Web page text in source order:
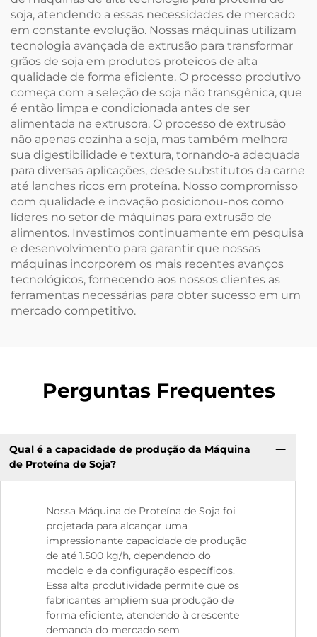
soja, atendendo a essas necessidades de mercado
em constante evolução. Nossas máquinas utilizam
tecnologia avançada de extrusão para transformar
grãos de soja em produtos proteicos de alta
qualidade de forma eficiente. O processo produtivo
começa com a seleção de soja não transgênica, que
é então limpa e condicionada antes de ser
alimentada na extrusora. O processo de extrusão
não apenas cozinha a soja, mas também melhora
sua digestibilidade e textura, tornando-a adequada
para diversas aplicações, desde substitutos da carne
até lanches ricos em proteína. Nosso compromisso
com qualidade e inovação posicionou-nos como
líderes no setor de máquinas para extrusão de
alimentos. Investimos continuamente em pesquisa
e desenvolvimento para garantir que nossas
máquinas incorporem os mais recentes avanços
tecnológicos, fornecendo aos nossos clientes as
ferramentas necessárias para obter sucesso em um
mercado competitivo.
Perguntas Frequentes
Qual é a capacidade de produção da Máquina
de Proteína de Soja?
Nossa Máquina de Proteína de Soja foi
projetada para alcançar uma
impressionante capacidade de produção
de até 1.500 kg/h, dependendo do
modelo e da configuração específicos.
Essa alta produtividade permite que os
fabricantes ampliem sua produção de
forma eficiente, atendendo à crescente
demanda do mercado sem